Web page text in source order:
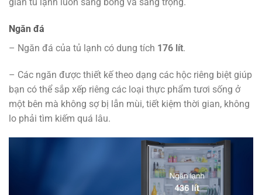
Ngăn đá
– Ngăn đá của tủ lạnh có dung tích 176 lít.
– Các ngăn được thiết kế theo dạng các hộc riêng biệt giúp
bạn có thể sắp xếp riêng các loại thực phẩm tươi sống ở
một bên mà không sợ bị lẫn mùi, tiết kiệm thời gian, không
lo phải tìm kiếm quá lâu.